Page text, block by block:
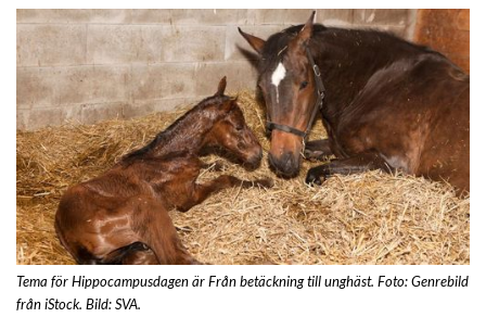
Tema för Hippocampusdagen är Från betäckning till unghäst. Foto: Genrebild
från iStock. Bild: SVA.